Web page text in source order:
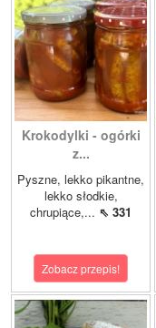
Krokodylki - ogórki
z...
Pyszne, lekko pikantne,
lekko słodkie,
chrupiące,... ⇖ 331
Zobacz przepis!